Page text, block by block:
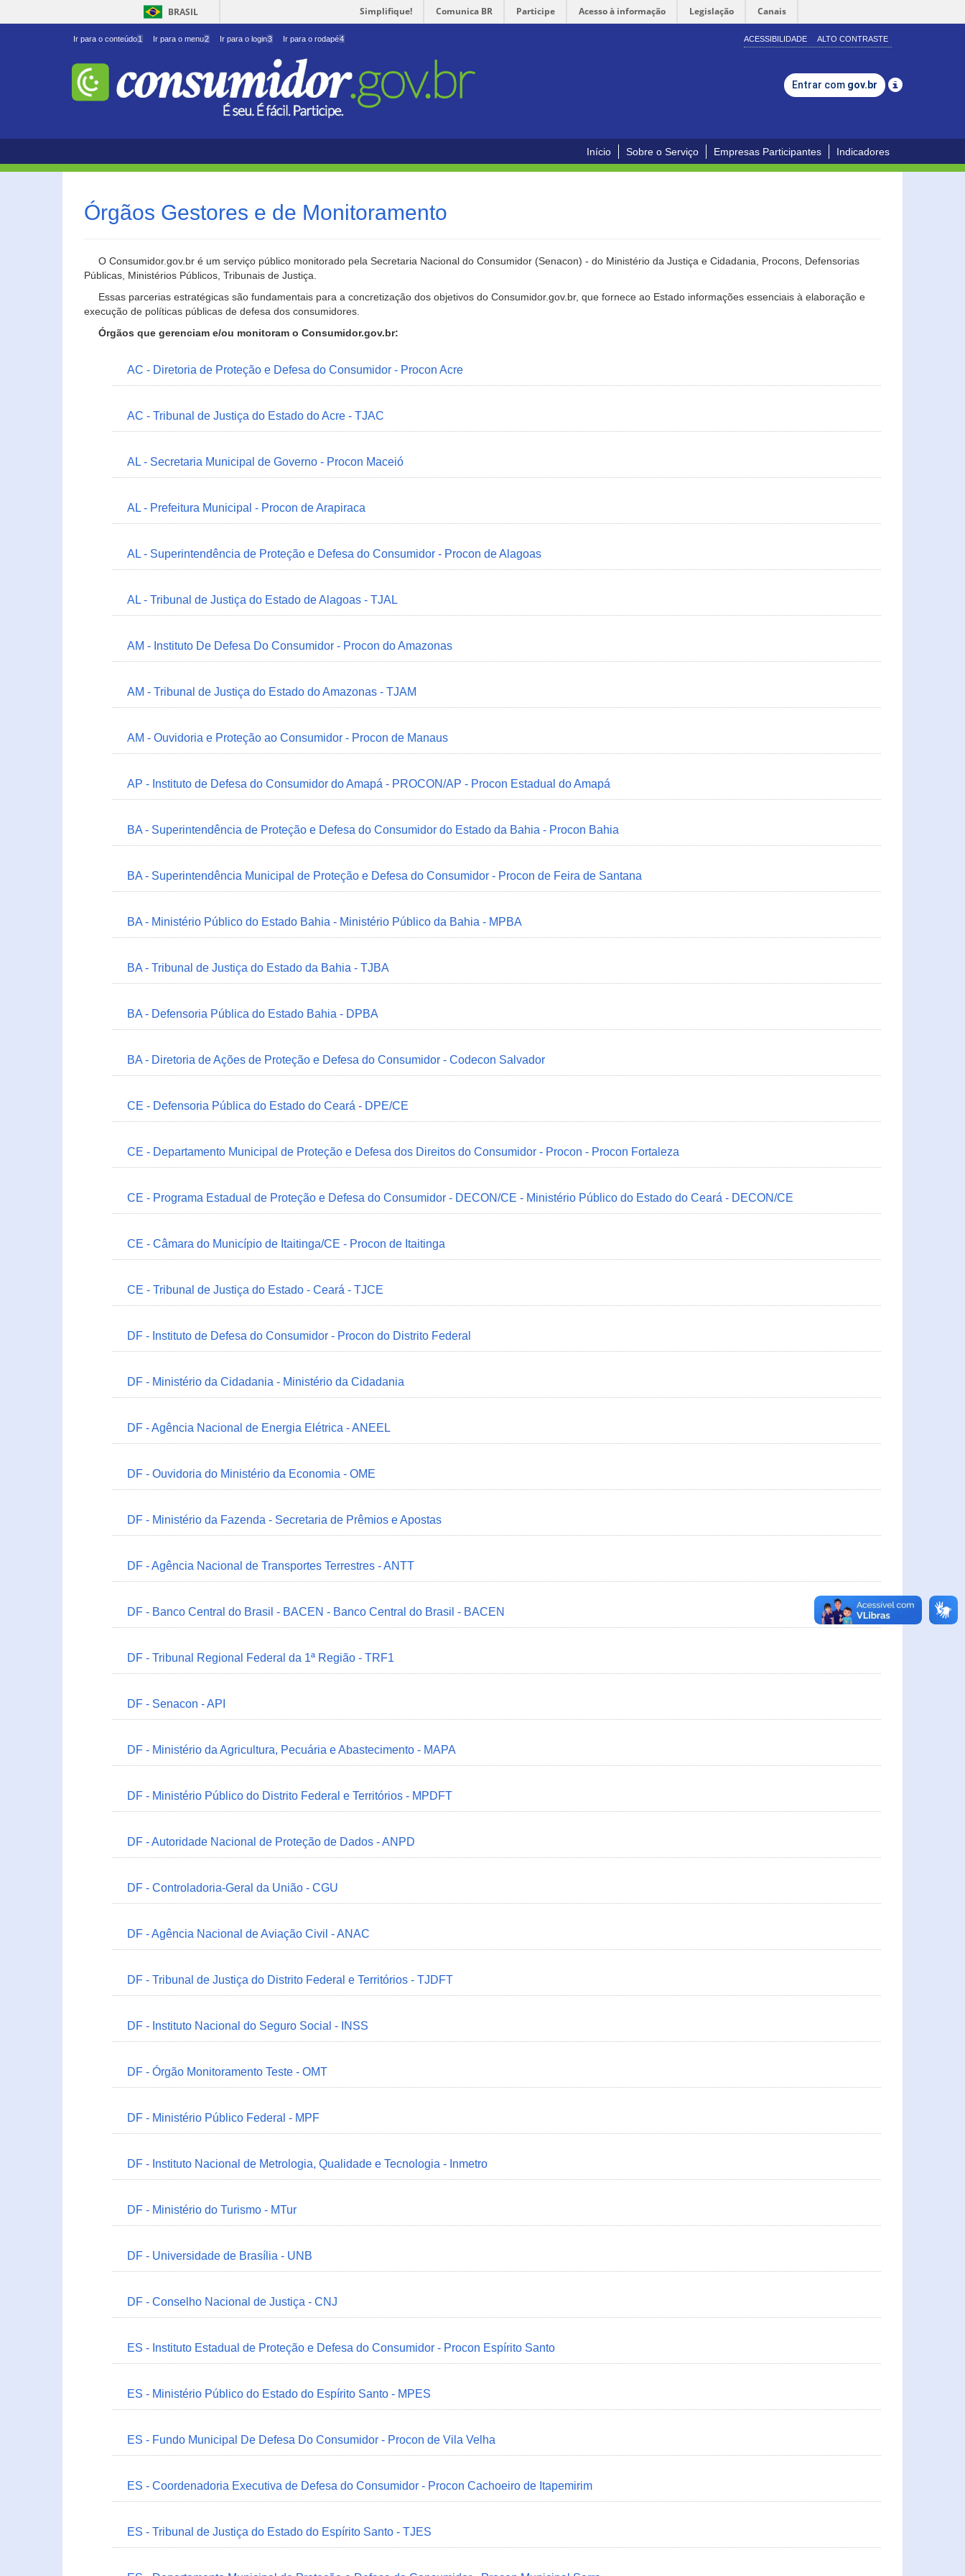
BRASIL Simplifique! Comunica BR Participe Acesso à informação Legislação Canais
Ir para o conteúdo1 Ir para o menu2 Ir para o login3 Ir para o rodapé4 ACESSIBILIDADE ALTO CONTRASTE
Entrar com gov.br
Início Sobre o Serviço Empresas Participantes Indicadores
Órgãos Gestores e de Monitoramento
O Consumidor.gov.br é um serviço público monitorado pela Secretaria Nacional do Consumidor (Senacon) - do Ministério da Justiça e Cidadania, Procons, Defensorias
Públicas, Ministérios Públicos, Tribunais de Justiça.
Essas parcerias estratégicas são fundamentais para a concretização dos objetivos do Consumidor.gov.br, que fornece ao Estado informações essenciais à elaboração e
execução de políticas públicas de defesa dos consumidores.
Órgãos que gerenciam e/ou monitoram o Consumidor.gov.br:
AC - Diretoria de Proteção e Defesa do Consumidor - Procon Acre
AC - Tribunal de Justiça do Estado do Acre - TJAC
AL - Secretaria Municipal de Governo - Procon Maceió
AL - Prefeitura Municipal - Procon de Arapiraca
AL - Superintendência de Proteção e Defesa do Consumidor - Procon de Alagoas
AL - Tribunal de Justiça do Estado de Alagoas - TJAL
AM - Instituto De Defesa Do Consumidor - Procon do Amazonas
AM - Tribunal de Justiça do Estado do Amazonas - TJAM
AM - Ouvidoria e Proteção ao Consumidor - Procon de Manaus
AP - Instituto de Defesa do Consumidor do Amapá - PROCON/AP - Procon Estadual do Amapá
BA - Superintendência de Proteção e Defesa do Consumidor do Estado da Bahia - Procon Bahia
BA - Superintendência Municipal de Proteção e Defesa do Consumidor - Procon de Feira de Santana
BA - Ministério Público do Estado Bahia - Ministério Público da Bahia - MPBA
BA - Tribunal de Justiça do Estado da Bahia - TJBA
BA - Defensoria Pública do Estado Bahia - DPBA
BA - Diretoria de Ações de Proteção e Defesa do Consumidor - Codecon Salvador
CE - Defensoria Pública do Estado do Ceará - DPE/CE
CE - Departamento Municipal de Proteção e Defesa dos Direitos do Consumidor - Procon - Procon Fortaleza
CE - Programa Estadual de Proteção e Defesa do Consumidor - DECON/CE - Ministério Público do Estado do Ceará - DECON/CE
CE - Câmara do Município de Itaitinga/CE - Procon de Itaitinga
CE - Tribunal de Justiça do Estado - Ceará - TJCE
DF - Instituto de Defesa do Consumidor - Procon do Distrito Federal
DF - Ministério da Cidadania - Ministério da Cidadania
DF - Agência Nacional de Energia Elétrica - ANEEL
DF - Ouvidoria do Ministério da Economia - OME
DF - Ministério da Fazenda - Secretaria de Prêmios e Apostas
DF - Agência Nacional de Transportes Terrestres - ANTT
DF - Banco Central do Brasil - BACEN - Banco Central do Brasil - BACEN
DF - Tribunal Regional Federal da 1ª Região - TRF1
DF - Senacon - API
DF - Ministério da Agricultura, Pecuária e Abastecimento - MAPA
DF - Ministério Público do Distrito Federal e Territórios - MPDFT
DF - Autoridade Nacional de Proteção de Dados - ANPD
DF - Controladoria-Geral da União - CGU
DF - Agência Nacional de Aviação Civil - ANAC
DF - Tribunal de Justiça do Distrito Federal e Territórios - TJDFT
DF - Instituto Nacional do Seguro Social - INSS
DF - Órgão Monitoramento Teste - OMT
DF - Ministério Público Federal - MPF
DF - Instituto Nacional de Metrologia, Qualidade e Tecnologia - Inmetro
DF - Ministério do Turismo - MTur
DF - Universidade de Brasília - UNB
DF - Conselho Nacional de Justiça - CNJ
ES - Instituto Estadual de Proteção e Defesa do Consumidor - Procon Espírito Santo
ES - Ministério Público do Estado do Espírito Santo - MPES
ES - Fundo Municipal De Defesa Do Consumidor - Procon de Vila Velha
ES - Coordenadoria Executiva de Defesa do Consumidor - Procon Cachoeiro de Itapemirim
ES - Tribunal de Justiça do Estado do Espírito Santo - TJES